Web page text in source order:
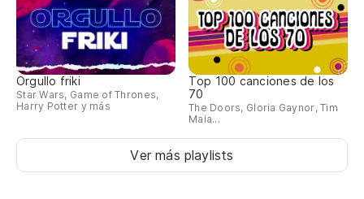
Orgullo friki
Star Wars, Game of Thrones,
Harry Potter y más
Top 100 canciones de los
70
The Doors, Gloria Gaynor, Tim
Maia...
Ver más playlists